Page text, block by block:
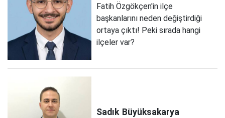
Fatih Özgökçen'in ilçe
başkanlarını neden değiştirdiği
ortaya çıktı! Peki sırada hangi
ilçeler var?
Sadık Büyüksakarya